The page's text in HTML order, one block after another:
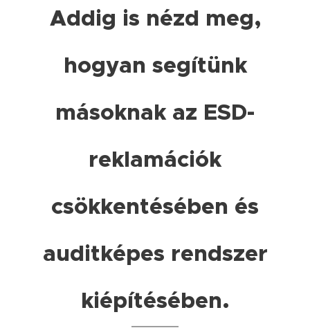
Addig is nézd meg,
hogyan segítünk
másoknak az ESD-
reklamációk
csökkentésében és
auditképes rendszer
kiépítésében.